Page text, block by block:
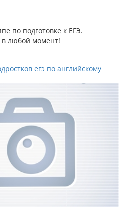
по подготовке к ЕГЭ.
любой момент!
егэ по английскому